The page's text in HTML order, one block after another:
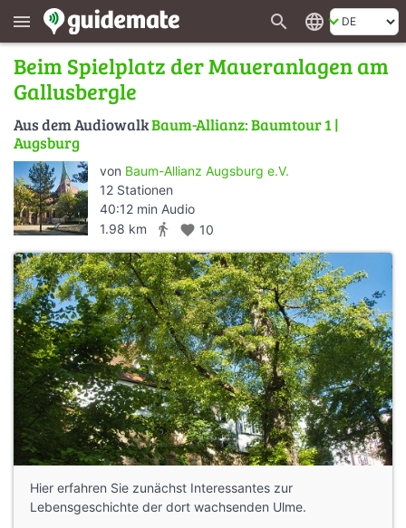
menu search language
Beim Spielplatz der Maueranlagen am
Gallusbergle
Aus dem AudiowalkBaum-Allianz: Baumtour 1 |
Augsburg
von Baum-Allianz Augsburg e.V.
12 Stationen
40:12 min Audio
1.98 km
directions_walk favorite 10
Hier erfahren Sie zunächst Interessantes zur
Lebensgeschichte der dort wachsenden Ulme.